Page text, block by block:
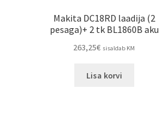
Makita DC18RD laadija (2
pesaga)+ 2 tk BL1860B aku
263,25€ sisaldab KM
Lisa korvi